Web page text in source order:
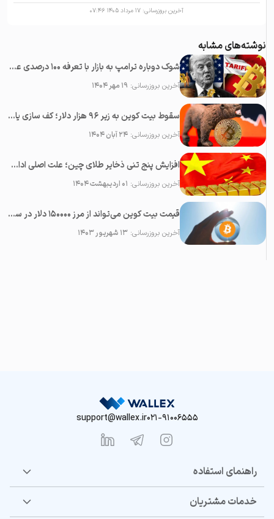
آخرین بروزرسانی: ۱۷ مرداد ۱۴۰۵ ۰۷:۴۶
نوشته‌های مشابه
شوک دوباره ترامپ به بازار با تعرفه ۱۰۰ درصدی علیه چین؛‌ سقوط همه رمزارزها
آخرین بروزرسانی:۱۹ مهر ۱۴۰۴
سقوط بیت کوین به زیر ۹۶ هزار دلار؛ کف سازی یا پایان بولران؟
آخرین بروزرسانی:۲۴ آبان ۱۴۰۴
افزایش پنج تنی ذخایر طلای چین؛ علت اصلی ادامه رشد قیمت طلا
آخرین بروزرسانی: ۰۱ اردیبهشت ۱۴۰۴
قیمت بیت کوین می‌تواند از مرز ۱۵۰۰۰۰ دلار در سال ۲۰۲۳ عبور کند
آخرین بروزرسانی:۱۳ شهریور ۱۴۰۳
021-91006555
support@wallex.ir
راهنمای استفاده
خدمات مشتریان